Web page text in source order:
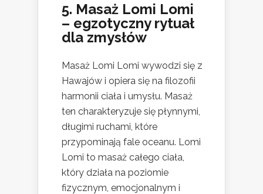
5. Masaż Lomi Lomi
– egzotyczny rytuał
dla zmysłów
Masaż Lomi Lomi wywodzi się z
Hawajów i opiera się na filozofii
harmonii ciała i umysłu. Masaż
ten charakteryzuje się płynnymi,
długimi ruchami, które
przypominają fale oceanu. Lomi
Lomi to masaż całego ciała,
który działa na poziomie
fizycznym, emocjonalnym i